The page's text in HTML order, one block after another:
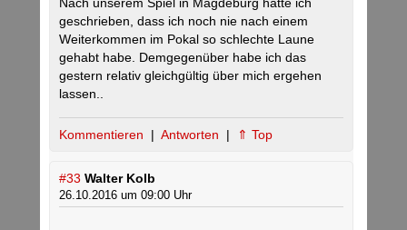
Nach unserem Spiel in Magdeburg hatte ich
geschrieben, dass ich noch nie nach einem
Weiterkommen im Pokal so schlechte Laune
gehabt habe. Demgegenüber habe ich das
gestern relativ gleichgültig über mich ergehen
lassen..
Kommentieren | Antworten | ⇑ Top
#33 Walter Kolb
26.10.2016 um 09:00 Uhr